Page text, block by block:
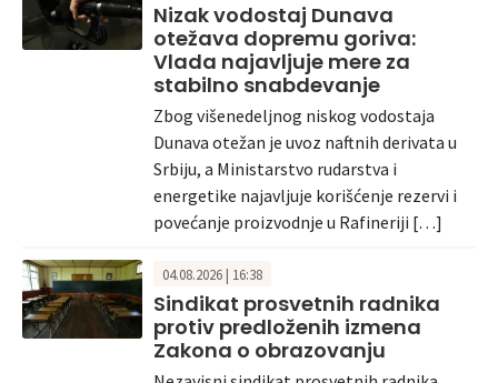
Nizak vodostaj Dunava
otežava dopremu goriva:
Vlada najavljuje mere za
stabilno snabdevanje
Zbog višenedeljnog niskog vodostaja
Dunava otežan je uvoz naftnih derivata u
Srbiju, a Ministarstvo rudarstva i
energetike najavljuje korišćenje rezervi i
povećanje proizvodnje u Rafineriji […]
04.08.2026 | 16:38
Sindikat prosvetnih radnika
protiv predloženih izmena
Zakona o obrazovanju